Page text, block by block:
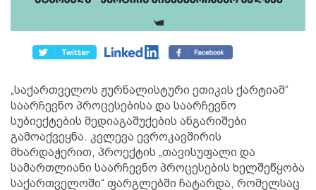
„საქართველოს ჟურნალისტური ეთიკის ქარტიამ“
საარჩევნო პროცესებისა და საარჩევნო
სუბიექტების მედიაგაშუქების ანგარიშები
გამოაქვეყნა. კვლევა ევროკავშირის
მხარდაჭერით, პროექტის „თავისუფალი და
სამართლიანი საარჩევნო პროცესების ხელშეწყობა
საქართველოში“ ფარგლებში ჩატარდა, რომელსაც